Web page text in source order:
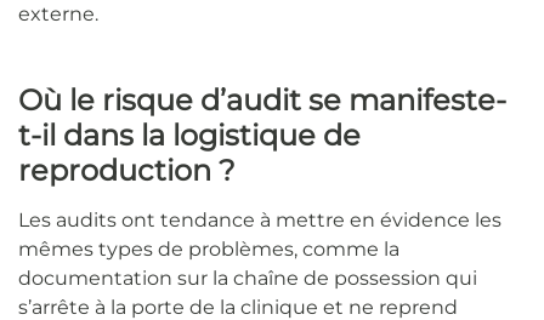
externe.
Où le risque d’audit se manifeste-
t-il dans la logistique de
reproduction ?
Les audits ont tendance à mettre en évidence les
mêmes types de problèmes, comme la
documentation sur la chaîne de possession qui
s’arrête à la porte de la clinique et ne reprend